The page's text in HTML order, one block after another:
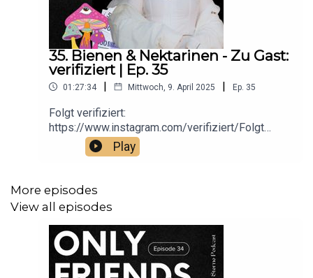
35. Bienen & Nektarinen - Zu Gast:
verifiziert | Ep. 35
01:27:34 | Mittwoch, 9. April 2025 | Ep. 35
Folgt verifiziert:
https://www.instagram.com/verifiziert/Folgt
https://www.instagram.com/mauliuniversal/Hört
Podcast mit 4,9 Sternen <3
Play
More episodes
View all episodes